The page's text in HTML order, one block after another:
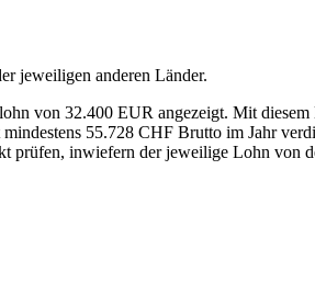
jeweiligen anderen Länder.
von 32.400 EUR angezeigt. Mit
55.728 CHF Brutto im Jahr
prüfen, inwiefern der jeweilige Lohn von